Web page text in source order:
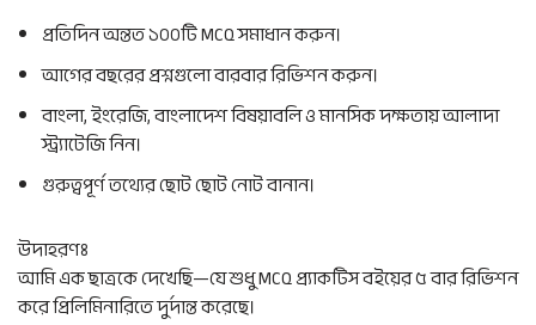
প্রতিদিন অন্তত ১০০টি MCQ সমাধান করুন।
আগের বছরের প্রশ্নগুলো বারবার রিভিশন করুন।
বাংলা, ইংরেজি, বাংলাদেশ বিষয়াবলি ও মানসিক দক্ষতায় আলাদা
স্ট্র্যাটেজি নিন।
গুরুত্বপূর্ণ তথ্যের ছোট ছোট নোট বানান।
উদাহরণঃ
আমি এক ছাত্রকে দেখেছি—যে শুধু MCQ প্র্যাকটিস বইয়ের ৫ বার রিভিশন
করে প্রিলিমিনারিতে দুর্দান্ত করেছে।